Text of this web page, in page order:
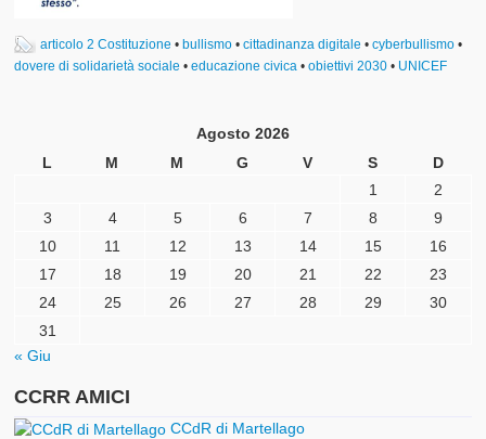
articolo 2 Costituzione • bullismo •cittadinanza digitale •cyberbullismo •
dovere di solidarietà sociale •educazione civica •obiettivi 2030 • UNICEF
Agosto 2026
L
M M G V S
D
1
2
3
4 5 6 7 8
9
10
11 12 13 14 15
16
17
18 19 20 21 22
23
24
25 26 27 28 29
30
31
« Giu
CCRR AMICI
CCdR di Martellago